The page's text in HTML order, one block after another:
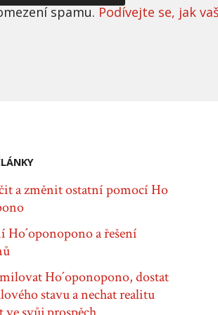
spamu. Podívejte se, jak
a změnit ostatní pomocí Ho
Ho´oponopono a řešení
Ho´oponopono, dostat
stavu a nechat realitu